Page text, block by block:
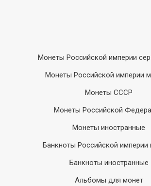
Монеты Российской империи
Монеты Российской империи
Монеты СССР
Монеты Российской
Монеты иностранные
Банкноты Российской
Банкноты иностранные
Альбомы для монет